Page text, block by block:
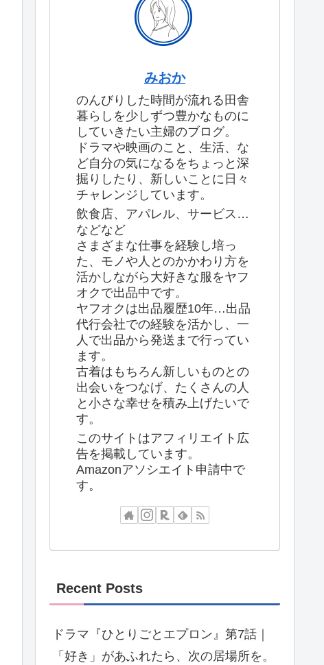
みおか
のんびりした時間が流れる田舎
暮らしを少しずつ豊かなものに
していきたい主婦のブログ。
ドラマや映画のこと、生活、な
ど自分の気になるをちょっと深
掘りしたり、新しいことに日々
チャレンジしています。
飲食店、アパレル、サービス…
などなど
さまざまな仕事を経験し培っ
た、モノや人とのかかわり方を
活かしながら大好きな服をヤフ
オクで出品中です。
ヤフオクは出品履歴10年…出品
代行会社での経験を活かし、一
人で出品から発送まで行ってい
ます。
古着はもちろん新しいものとの
出会いをつなげ、たくさんの人
と小さな幸せを積み上げたいで
す。
このサイトはアフィリエイト広
告を掲載しています。
Amazonアソシエイト申請中で
す。
Recent Posts
ドラマ『ひとりごとエプロン』第7話｜
「好き」があふれたら、次の居場所を。